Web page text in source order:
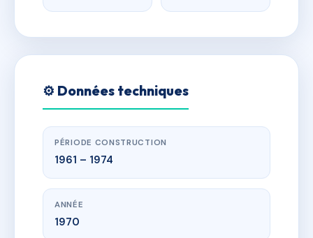
⚙️ Données techniques
PÉRIODE CONSTRUCTION
1961 – 1974
ANNÉE
1970